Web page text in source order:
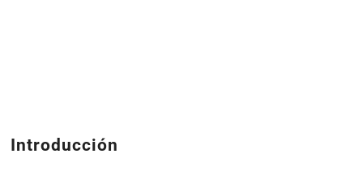
Introducción